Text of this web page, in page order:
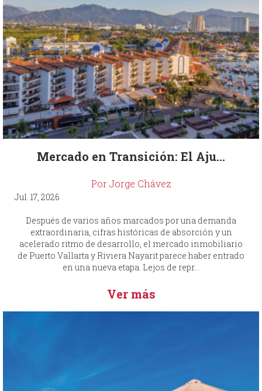
Mercado en Transición: El Aju...
Por Jorge Chávez
Jul. 17, 2026
Después de varios años marcados por una demanda
extraordinaria, cifras históricas de absorción y un
acelerado ritmo de desarrollo, el mercado inmobiliario
de Puerto Vallarta y Riviera Nayarit parece haber entrado
en una nueva etapa. Lejos de repr...
Ver más